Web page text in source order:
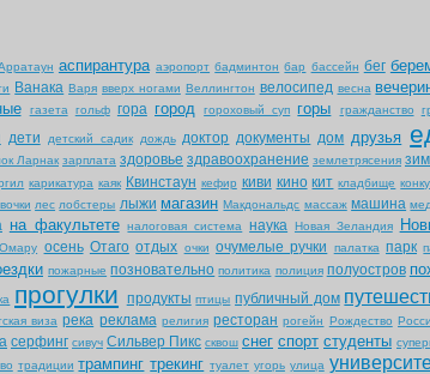
аспирантура аэропорт бадминтон бар бассейн бег
Ванака Варя вверх ногами Веллингтон велосипед весна
газета гольф гора город гороховый суп горы гражданство
дети детский садик дождь доктор документы дом друзья
Ларнак зарплата здоровье здравоохранение землетрясения
карикатура каяк Квинстаун кефир киви кино кит кладбище
лес лобстеры лыжи магазин Макдональдс массаж машина
на факультете налоговая система наука Новая Зеландия
Омару осень Отаго отдых очки очумелые ручки палатка парк
пожарные позновательно политика полиция полуостров
прогулки продукты птицы публичный дом
виза река реклама религия ресторан рогейн Рождество
серфинг сивуч Сильвер Пикс сквош снег спорт студенты
традиции трампинг трекинг туалет угорь улица